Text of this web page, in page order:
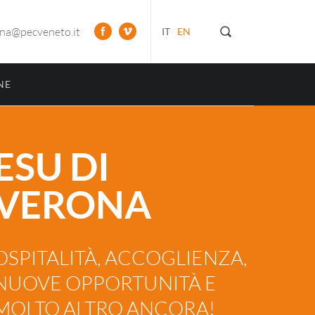
IT EN
DI
ACCOGLIENZA,
OPPORTUNITÀ E
ALTRO ANCORA!